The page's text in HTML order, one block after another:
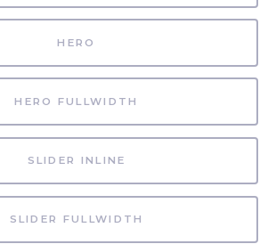
HERO
HERO FULLWIDTH
SLIDER INLINE
SLIDER FULLWIDTH